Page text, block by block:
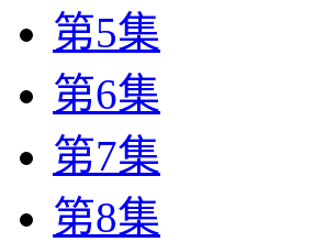
第5集
第6集
第7集
第8集